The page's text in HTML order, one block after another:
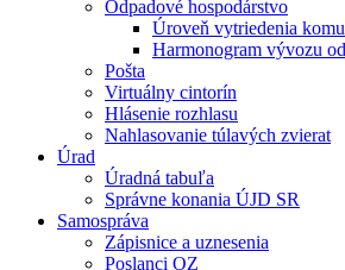
Odpadové hospodárstvo
Úroveň vytriedenia
Harmonogram vývozu
Pošta
Virtuálny cintorín
Hlásenie rozhlasu
Nahlasovanie túlavých zvierat
Úrad
Úradná tabuľa
Správne konania ÚJD SR
Samospráva
Zápisnice a uznesenia
Poslanci OZ